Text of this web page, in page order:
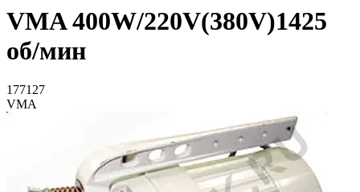
VMA 400W/220V(380V)1425
об/мин
177127
VMA